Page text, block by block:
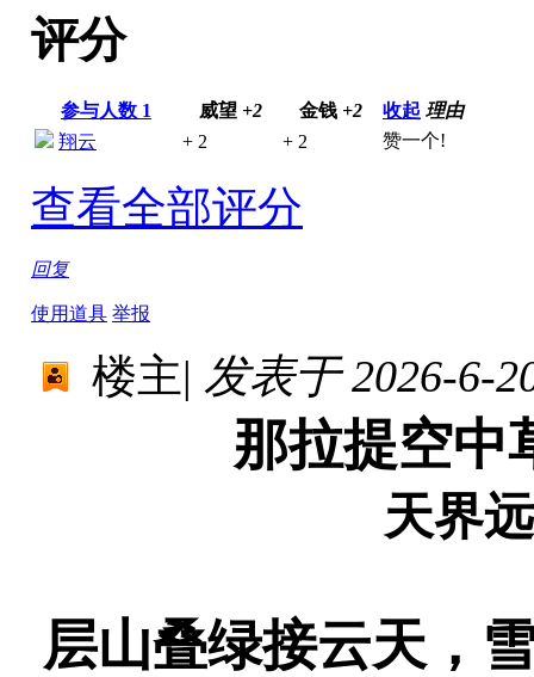
评分
参与人数 1 威望 +2 金钱 +2 收起 理由
翔云
+ 2 + 2 赞一个!
查看全部评分
回复
使用道具 举报
楼主| 发表于 2026-6-
那拉提空
天界远
层山叠绿接云天，